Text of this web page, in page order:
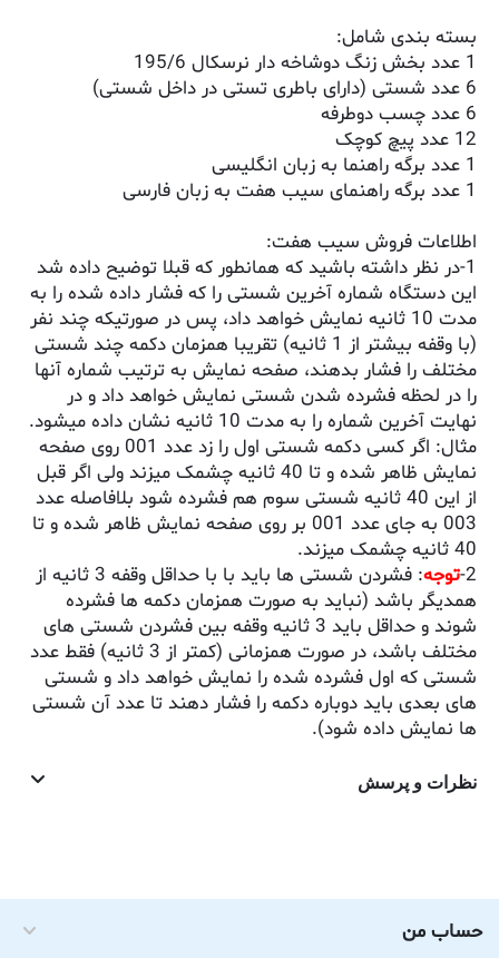
بسته بندی شامل:
1 عدد بخش زنگ دوشاخه دار نرسکال 195/6
6 عدد شستی (دارای باطری تستی در داخل شستی)
6 عدد چسب دوطرفه
12 عدد پیچ کوچک
1 عدد برگه راهنما به زبان انگلیسی
1 عدد برگه راهنمای سیب هفت به زبان فارسی
اطلاعات فروش سیب هفت:
1-در نظر داشته باشید که همانطور که قبلا توضیح داده شد
این دستگاه شماره آخرین شستی را که فشار داده شده را به
مدت 10 ثانیه نمایش خواهد داد، پس در صورتیکه چند نفر
(با وقفه بیشتر از 1 ثانیه) تقریبا همزمان دکمه چند شستی
مختلف را فشار بدهند، صفحه نمایش به ترتیب شماره آنها
را در لحظه فشرده شدن شستی نمایش خواهد داد و در
نهایت آخرین شماره را به مدت 10 ثانیه نشان داده میشود.
مثال: اگر کسی دکمه شستی اول را زد عدد 001 روی صفحه
نمایش ظاهر شده و تا 40 ثانیه چشمک میزند ولی اگر قبل
از این 40 ثانیه شستی سوم هم فشرده شود بلافاصله عدد
003 به جای عدد 001 بر روی صفحه نمایش ظاهر شده و تا
40 ثانیه چشمک میزند.
2- توجه
: فشردن شستی ها باید با با حداقل وقفه 3 ثانیه از
همدیگر باشد (نباید به صورت همزمان دکمه ها فشرده
شوند و حداقل باید 3 ثانیه وقفه بین فشردن شستی های
مختلف باشد، در صورت همزمانی (کمتر از 3 ثانیه) فقط عدد
شستی که اول فشرده شده را نمایش خواهد داد و شستی
های بعدی باید دوباره دکمه را فشار دهند تا عدد آن شستی
ها نمایش داده شود).
نظرات و پرسش
حساب من